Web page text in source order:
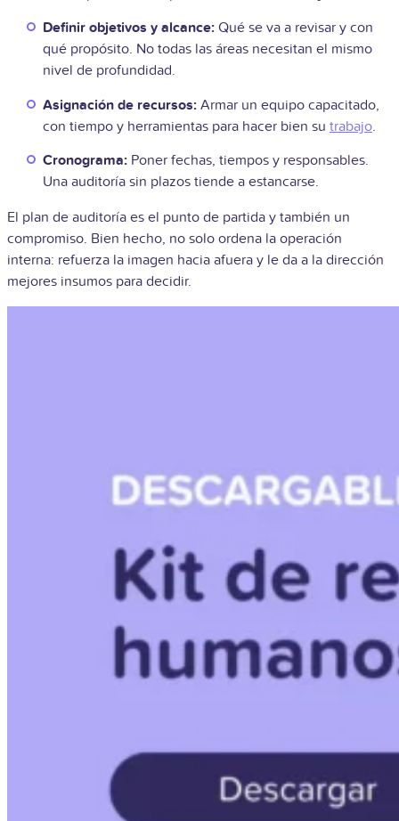
Definir objetivos y alcance: Qué se va a revisar y con
qué propósito. No todas las áreas necesitan el mismo
nivel de profundidad.
Asignación de recursos: Armar un equipo capacitado,
con tiempo y herramientas para hacer bien su trabajo.
Cronograma: Poner fechas, tiempos y responsables.
Una auditoría sin plazos tiende a estancarse.
El plan de auditoría es el punto de partida y también un
compromiso. Bien hecho, no solo ordena la operación
interna: refuerza la imagen hacia afuera y le da a la dirección
mejores insumos para decidir.